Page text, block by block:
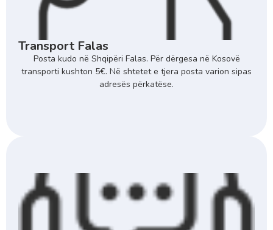
Transport Falas
Posta kudo në Shqipëri Falas. Për dërgesa në Kosovë
transporti kushton 5€. Në shtetet e tjera posta varion sipas
adresës përkatëse.